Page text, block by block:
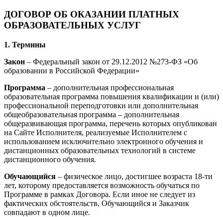
ДОГОВОР ОБ ОКАЗАНИИ ПЛАТНЫХ
ОБРАЗОВАТЕЛЬНЫХ УСЛУГ
1. Термины
Закон – Федеральный закон от 29.12.2012 №273-ФЗ «Об
образовании в Российской Федерации»
Программа – дополнительная профессиональная
образовательная программа повышения квалификации и (или)
профессиональной переподготовки или дополнительная
общеобразовательная программа – дополнительная
общеразвивающая программа, перечень которых опубликован
на Сайте Исполнителя, реализуемые Исполнителем с
использованием исключительно электронного обучения и
дистанционных образовательных технологий в системе
дистанционного обучения.
Обучающийся – физическое лицо, достигшее возраста 18-ти
лет, которому предоставляется возможность обучаться по
Программе в рамках Договора. Если иное не следует из
фактических обстоятельств, Обучающийся и Заказчик
совпадают в одном лице.